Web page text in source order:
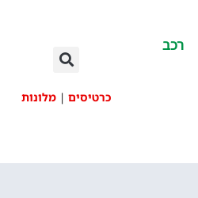
רכב
כרטיסים | מלונות